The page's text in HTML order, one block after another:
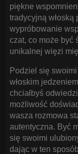
piękne
tradycyjną
wypróbowanie
czat, co może być
unikalnej więzi
Podziel się
włoskim
chciałbyś
możliwość
wasza rozmowa
autentyczna. Być
się swoimi
dając w ten